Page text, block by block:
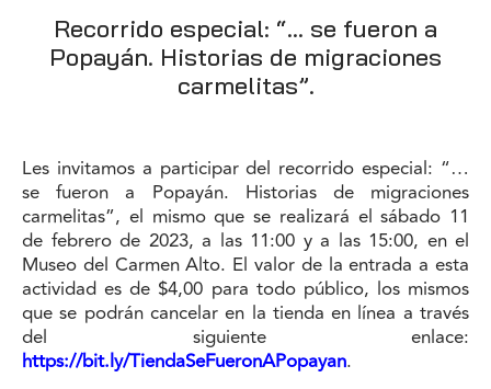
Recorrido especial: “… se fueron a
Popayán. Historias de migraciones
carmelitas”.
Les invitamos a participar del recorrido especial: “…
se fueron a Popayán. Historias de migraciones
carmelitas”, el mismo que se realizará el sábado 11
de febrero de 2023, a las 11:00 y a las 15:00, en el
Museo del Carmen Alto. El valor de la entrada a esta
actividad es de $4,00 para todo público, los mismos
que se podrán cancelar en la tienda en línea a través
del siguiente enlace:
https://bit.ly/TiendaSeFueronAPopayan.